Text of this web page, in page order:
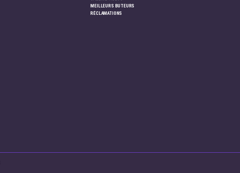
MEILLEURS BUTEURS
RÉCLAMATIONS